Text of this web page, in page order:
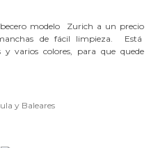
modelo Zurich a un precio
de fácil limpieza. Está
varios colores, para que quede
y Baleares